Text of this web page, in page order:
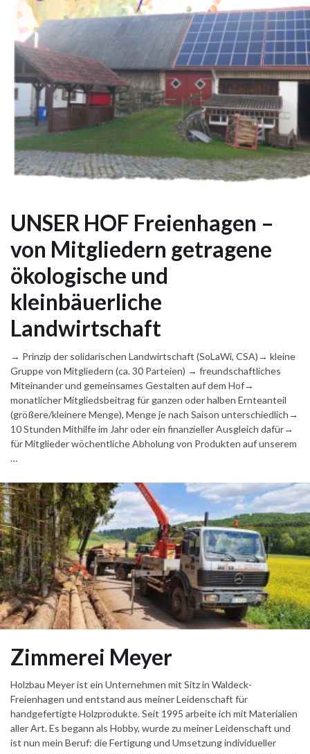
UNSER HOF Freienhagen –
von Mitgliedern getragene
ökologische und
kleinbäuerliche
Landwirtschaft
→ Prinzip der solidarischen Landwirtschaft (SoLaWi, CSA)→ kleine
Gruppe von Mitgliedern (ca. 30 Parteien) → freundschaftliches
Miteinander und gemeinsames Gestalten auf dem Hof→
monatlicher Mitgliedsbeitrag für ganzen oder halben Ernteanteil
(größere/kleinere Menge), Menge je nach Saison unterschiedlich→
10 Stunden Mithilfe im Jahr oder ein finanzieller Ausgleich dafür→
für Mitglieder wöchentliche Abholung von Produkten auf unserem
…
Zimmerei Meyer
Holzbau Meyer ist ein Unternehmen mit Sitz in Waldeck-
Freienhagen und entstand aus meiner Leidenschaft für
handgefertigte Holzprodukte. Seit 1995 arbeite ich mit Materialien
aller Art. Es begann als Hobby, wurde zu meiner Leidenschaft und
ist nun mein Beruf: die Fertigung und Umsetzung individueller